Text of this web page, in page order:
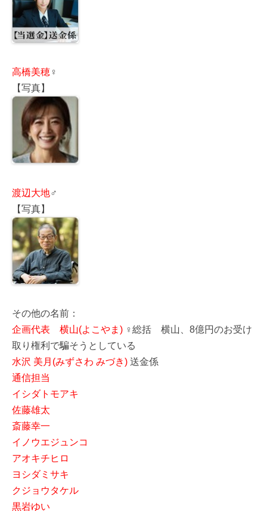
高橋美穂♀
【写真】
渡辺大地♂
【写真】
その他の名前：
企画代表 横山(よこやま) ♀総括 横山、8億円のお受け
取り権利で騙そうとしている
水沢 美月(みずさわ みづき) 送金係
通信担当
イシダトモアキ
佐藤雄太
斎藤幸一
イノウエジュンコ
アオキチヒロ
ヨシダミサキ
クジョウタケル
黒岩ゆい